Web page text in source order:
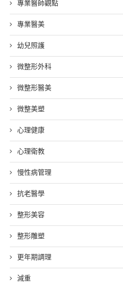
專業醫師觀點
專業醫美
幼兒照護
微整形外科
微整形醫美
微整美塑
心理健康
心理衛教
慢性病管理
抗老醫學
整形美容
整形雕塑
更年期調理
減重